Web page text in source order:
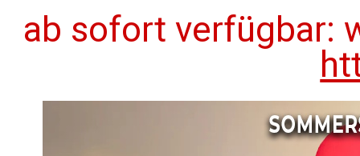
ab sofort verfügbar: